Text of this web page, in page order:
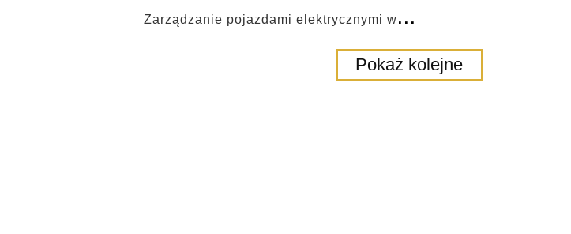
Zarządzanie pojazdami elektrycznymi w...
Pokaż kolejne